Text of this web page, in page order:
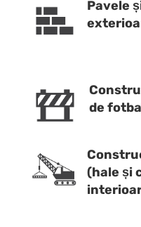
Pavele
de
(hale și